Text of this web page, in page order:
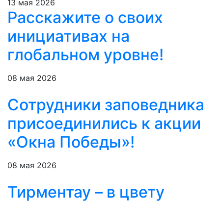
13 мая 2026
Расскажите о своих
инициативах на
глобальном уровне!
08 мая 2026
Сотрудники заповедника
присоединились к акции
«Окна Победы»!
08 мая 2026
Тирментау – в цвету